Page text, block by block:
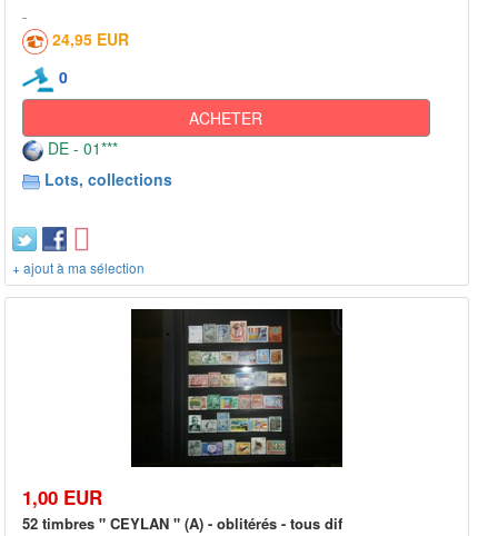
24,95 EUR
0
ACHETER
DE - 01***
Lots, collections
+ ajout à ma sélection
1,00 EUR
52 timbres " CEYLAN " (A) - oblitérés - tous dif